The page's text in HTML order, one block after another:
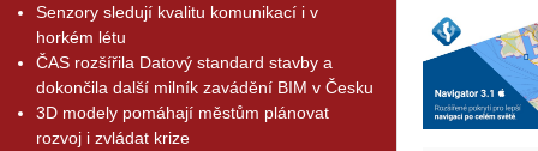
Senzory sledují kvalitu komunikací i v
horkém létu
ČAS rozšířila Datový standard stavby a
dokončila další milník zavádění BIM v Česku
3D modely pomáhají městům plánovat
rozvoj i zvládat krize